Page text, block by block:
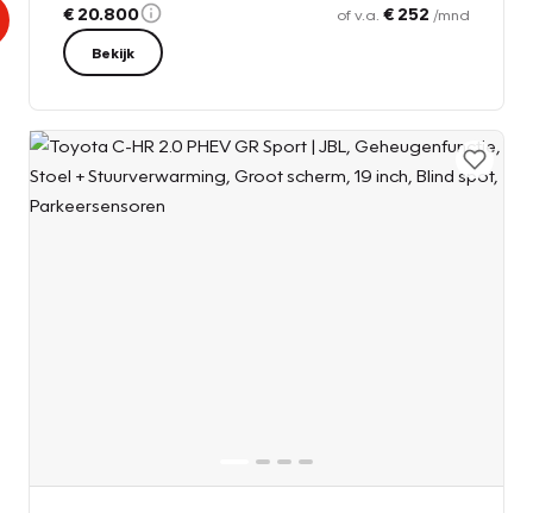
€ 20.800 of v.a. € 252 /mnd
Bekijk